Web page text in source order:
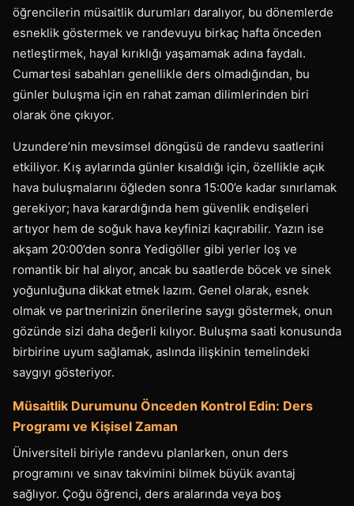
öğrencilerin müsaitlik durumları daralıyor, bu dönemlerde
esneklik göstermek ve randevuyu birkaç hafta önceden
netleştirmek, hayal kırıklığı yaşamamak adına faydalı.
Cumartesi sabahları genellikle ders olmadığından, bu
günler buluşma için en rahat zaman dilimlerinden biri
olarak öne çıkıyor.
Uzundere’nin mevsimsel döngüsü de randevu saatlerini
etkiliyor. Kış aylarında günler kısaldığı için, özellikle açık
hava buluşmalarını öğleden sonra 15:00’e kadar sınırlamak
gerekiyor; hava karardığında hem güvenlik endişeleri
artıyor hem de soğuk hava keyfinizi kaçırabilir. Yazın ise
akşam 20:00’den sonra Yedigöller gibi yerler loş ve
romantik bir hal alıyor, ancak bu saatlerde böcek ve sinek
yoğunluğuna dikkat etmek lazım. Genel olarak, esnek
olmak ve partnerinizin önerilerine saygı göstermek, onun
gözünde sizi daha değerli kılıyor. Buluşma saati konusunda
birbirine uyum sağlamak, aslında ilişkinin temelindeki
saygıyı gösteriyor.
Müsaitlik Durumunu Önceden Kontrol Edin: Ders
Programı ve Kişisel Zaman
Üniversiteli biriyle randevu planlarken, onun ders
programını ve sınav takvimini bilmek büyük avantaj
sağlıyor. Çoğu öğrenci, ders aralarında veya boş